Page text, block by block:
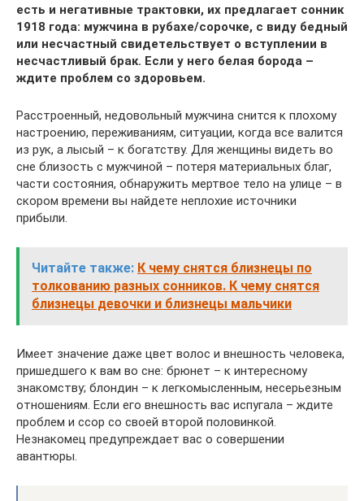
есть и негативные трактовки, их предлагает сонник
1918 года: мужчина в рубахе/сорочке, с виду бедный
или несчастный свидетельствует о вступлении в
несчастливый брак. Если у него белая борода –
ждите проблем со здоровьем.
Расстроенный, недовольный мужчина снится к плохому
настроению, переживаниям, ситуации, когда все валится
из рук, а лысый – к богатству. Для женщины видеть во
сне близость с мужчиной – потеря материальных благ,
части состояния, обнаружить мертвое тело на улице – в
скором времени вы найдете неплохие источники
прибыли.
Читайте также: К чему снятся близнецы по
толкованию разных сонников. К чему снятся
близнецы девочки и близнецы мальчики
Имеет значение даже цвет волос и внешность человека,
пришедшего к вам во сне: брюнет – к интересному
знакомству; блондин – к легкомысленным, несерьезным
отношениям. Если его внешность вас испугала – ждите
проблем и ссор со своей второй половинкой.
Незнакомец предупреждает вас о совершении
авантюры.